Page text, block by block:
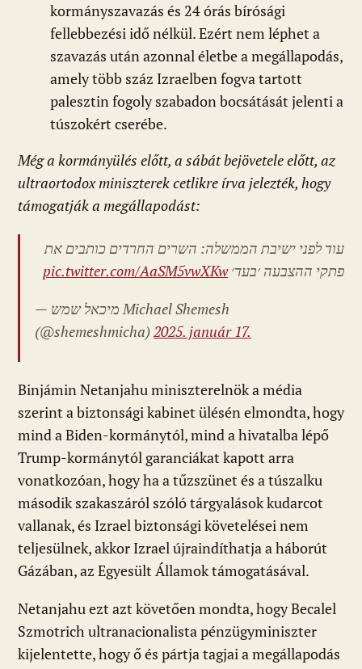
kormányszavazás és 24 órás bírósági
fellebbezési idő nélkül. Ezért nem léphet a
szavazás után azonnal életbe a megállapodás,
amely több száz Izraelben fogva tartott
palesztin fogoly szabadon bocsátását jelenti a
túszokért cserébe.
Még a kormányülés előtt, a sábát bejövetele előtt, az
ultraortodox miniszterek cetlikre írva jelezték, hogy
támogatják a megállapodást:
עוד לפני ישיבת הממשלה: השרים החרדים כותבים את
פתקי ההצבעה ׳בעד׳pic.twitter.com/AaSM5vwXKw
— מיכאל שמש Michael Shemesh
(@shemeshmicha)2025. január 17.
Binjámin Netanjahu miniszterelnök a média
szerint a biztonsági kabinet ülésén elmondta, hogy
mind a Biden-kormánytól, mind a hivatalba lépő
Trump-kormánytól garanciákat kapott arra
vonatkozóan, hogy ha a tűzszünet és a túszalku
második szakaszáról szóló tárgyalások kudarcot
vallanak, és Izrael biztonsági követelései nem
teljesülnek, akkor Izrael újraindíthatja a háborút
Gázában, az Egyesült Államok támogatásával.
Netanjahu ezt azt követően mondta, hogy Becalel
Szmotrich ultranacionalista pénzügyminiszter
kijelentette, hogy ő és pártja tagjai a megállapodás